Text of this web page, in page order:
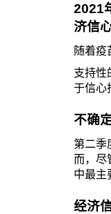
2021
济信
随着疫
支持性
于信心
不确
第二季
而，尽
中最主
经济